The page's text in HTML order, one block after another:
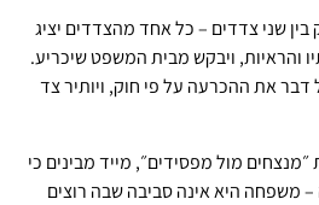
שני צדדים – כל אחד מהצדדים יציג
והראיות, ויבקש מבית המשפט שיכריע.
את ההכרעה על פי חוק, ויותיר צד
מול מפסידים״, מייד מבינים כי
משפחה היא אינה סביבה שבה רוצים